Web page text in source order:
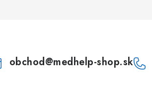
obchod@medhelp-shop.sk